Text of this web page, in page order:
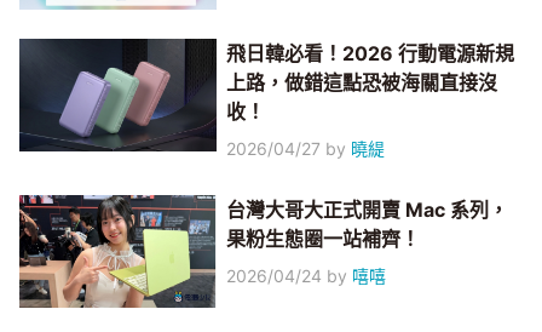
飛日韓必看！2026 行動電源新規
上路，做錯這點恐被海關直接沒
收！
2026/04/27 by 曉緹
台灣大哥大正式開賣 Mac 系列，
果粉生態圈一站補齊！
2026/04/24 by 嘻嘻